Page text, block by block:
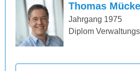
Thomas Mücke
Jahrgang 1975
Diplom